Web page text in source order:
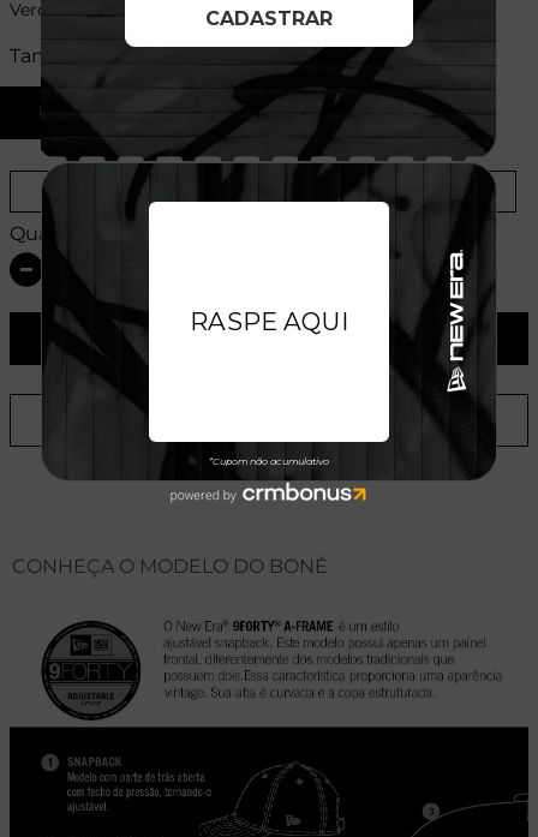
Verde
Tamanhos:
U
Provador Virtual Tabela de Medidas
Quantidade:
ADICIONAR AO CARRINHO
ADICIONAR A LISTA DE DESEJOS
CONHEÇA O MODELO DO BONÉ